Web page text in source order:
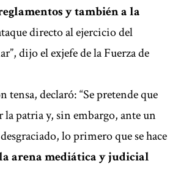
y también a la
directo al ejercicio del
dijo el exjefe de la Fuerza de
tensa, declaró: “Se pretende que
la patria y, sin embargo, ante un
lo primero que se hace
arena mediática y judicial